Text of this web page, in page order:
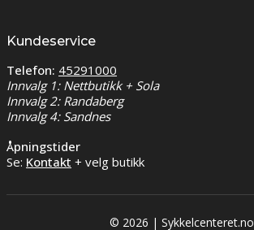
Kundeservice
Telefon: 45291000
Innvalg 1: Nettbutikk + Sola
Innvalg 2: Randaberg
Innvalg 4: Sandnes
Åpningstider
Se: Kontakt + velg butikk
© 2026 | Sykkelcenteret.no